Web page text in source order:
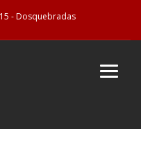
- Dosquebradas